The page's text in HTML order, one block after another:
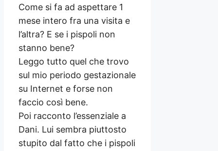
Come si fa ad aspettare 1
mese intero fra una visita e
l’altra? E se i pispoli non
stanno bene?
Leggo tutto quel che trovo
sul mio periodo gestazionale
su Internet e forse non
faccio così bene.
Poi racconto l’essenziale a
Dani. Lui sembra piuttosto
stupito dal fatto che i pispoli